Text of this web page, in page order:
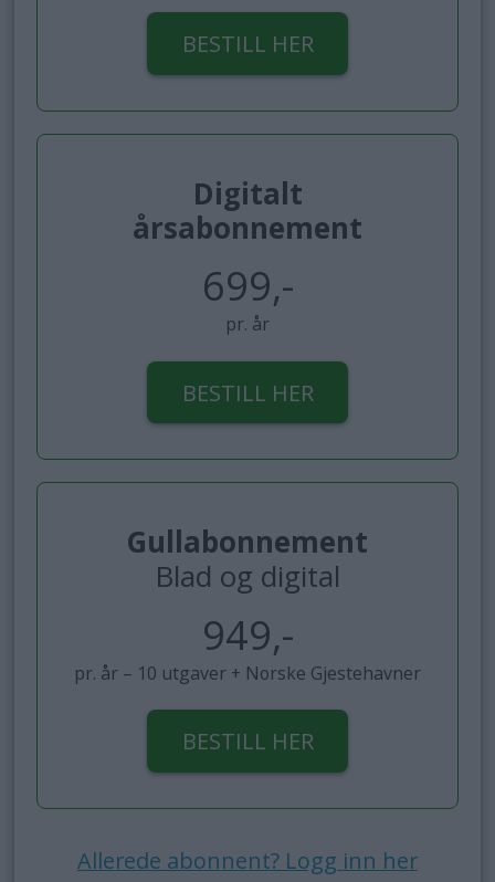
BESTILL HER
Digitalt
årsabonnement
699,-
pr. år
BESTILL HER
Gullabonnement
Blad og digital
949,-
pr. år – 10 utgaver + Norske Gjestehavner
BESTILL HER
Allerede abonnent? Logg inn her